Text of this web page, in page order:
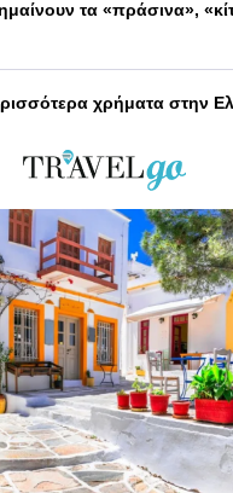
τα «πράσινα»,
χρήματα στην